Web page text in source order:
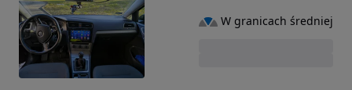
W granicach średniej